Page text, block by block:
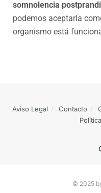
somnolencia
podemos aceptarla
organismo está
Aviso Legal Contacto
© 2025